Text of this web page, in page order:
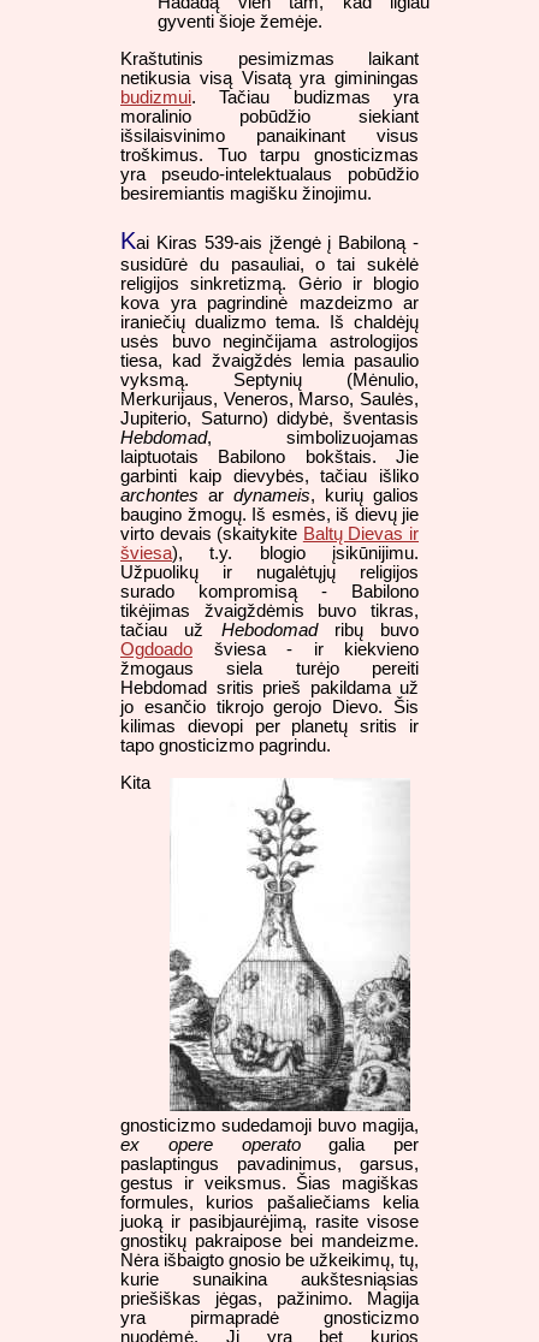
gyventi šioje žemėje.
Kraštutinis pesimizmas laikant
netikusia visą Visatą yra giminingas
budizmui. Tačiau budizmas yra
moralinio pobūdžio siekiant
išsilaisvinimo panaikinant visus
troškimus. Tuo tarpu gnosticizmas
yra pseudo-intelektualaus pobūdžio
besiremiantis magišku žinojimu.
Kai Kiras 539-ais įžengė į Babiloną -
susidūrė du pasauliai, o tai sukėlė
religijos sinkretizmą. Gėrio ir blogio
kova yra pagrindinė mazdeizmo ar
iraniečių dualizmo tema. Iš chaldėjų
usės buvo neginčijama astrologijos
tiesa, kad žvaigždės lemia pasaulio
vyksmą. Septynių (Mėnulio,
Merkurijaus, Veneros, Marso, Saulės,
Jupiterio, Saturno) didybė, šventasis
Hebdomad, simbolizuojamas
laiptuotais Babilono bokštais. Jie
garbinti kaip dievybės, tačiau išliko
archontes ar dynameis, kurių galios
baugino žmogų. Iš esmės, iš dievų jie
virto devais (skaitykite Baltų Dievas ir
šviesa), t.y. blogio įsikūnijimu.
Užpuolikų ir nugalėtųjų religijos
surado kompromisą - Babilono
tikėjimas žvaigždėmis buvo tikras,
tačiau už Hebodomadribų buvo
Ogdoado šviesa - ir kiekvieno
žmogaus siela turėjo pereiti
Hebdomad sritis prieš pakildama už
jo esančio tikrojo gerojo Dievo. Šis
kilimas dievopi per planetų sritis ir
tapo gnosticizmo pagrindu.
Kita
gnosticizmo sudedamoji buvo magija,
ex opere operatogalia per
paslaptingus pavadinimus, garsus,
gestus ir veiksmus. Šias magiškas
formules, kurios pašaliečiams kelia
juoką ir pasibjaurėjimą, rasite visose
gnostikų pakraipose bei mandeizme.
Nėra išbaigto gnosio be užkeikimų, tų,
kurie sunaikina aukštesniąsias
priešiškas jėgas, pažinimo. Magija
yra pirmapradė gnosticizmo
nuodėmė. Ji yra bet kurios